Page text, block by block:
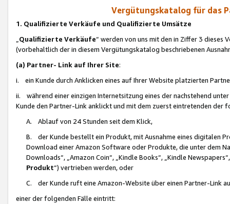
Vergütungskatalog für das
1. Qualifizierte Verkäufe und Qualifizierte Umsätze
Qualifizierte Verkäufe“ werden von uns mit den in Ziffer 3
(vorbehaltlich der in diesem Vergütungskatalog beschriebenen
(a) Partner- Link auf Ihrer Site:
i. ein Kunde durch Anklicken eines auf Ihrer Website platzierten
ii. während einer einzigen Internetsitzung eines der nachstehend
Kunde den Partner-Link anklickt und mit dem zuerst eintretenden der
A. Ablauf von 24 Stunden seit dem Klick,
B. der Kunde bestellt ein Produkt, mit Ausnahme eines digitalen
Download einer Amazon Software oder Produkte, die unter dem
Downloads“, „Amazon Coin“, „Kindle Books“, „Kindle
Produkt“) vertrieben werden, oder
C. der Kunde ruft eine Amazon-Website über einen Partner-Link
einer der folgenden Fälle eintritt: